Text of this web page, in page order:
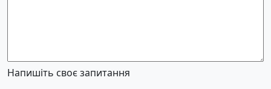
Напишіть своє запитання